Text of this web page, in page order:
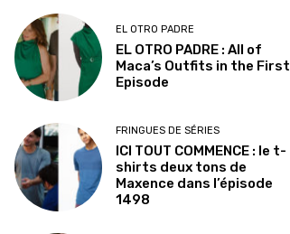
EL OTRO PADRE
EL OTRO PADRE : All of
Maca’s Outfits in the First
Episode
FRINGUES DE SÉRIES
ICI TOUT COMMENCE : le t-
shirts deux tons de
Maxence dans l’épisode
1498